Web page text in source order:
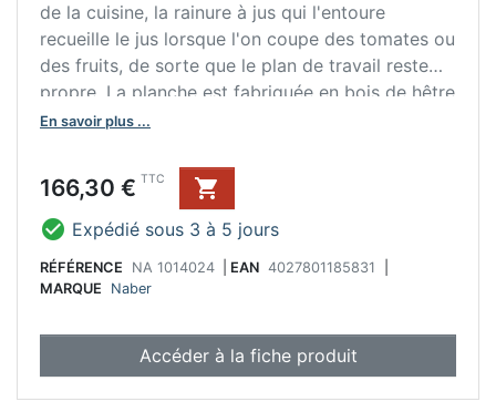
de la cuisine, la rainure à jus qui l'entoure
recueille le jus lorsque l'on coupe des tomates ou
des fruits, de sorte que le plan de travail reste
propre. La planche est fabriquée en bois de hêtre
massif, ce qui la rend hygiénique et durable.
En savoir plus ...
Prix
166,30 € TTC

 Expédié sous 3 à 5 jours
RÉFÉRENCE NA 1014024 EAN 4027801185831
MARQUE
Naber
Accéder à la fiche produit